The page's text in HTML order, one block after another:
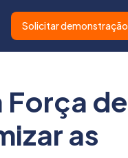
Solicitar demonstração
Força de
as